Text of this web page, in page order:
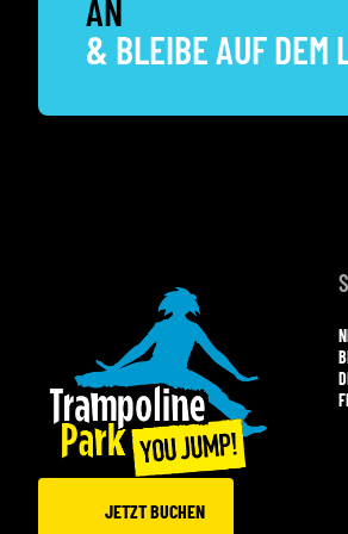
AN
& BLEIBE AUF DEM
JETZT BUCHEN